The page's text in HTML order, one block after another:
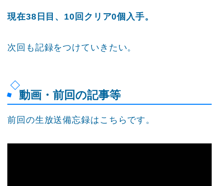
現在38日目、10回クリア0個入手。
次回も記録をつけていきたい。
動画・前回の記事等
前回の生放送備忘録はこちらです。